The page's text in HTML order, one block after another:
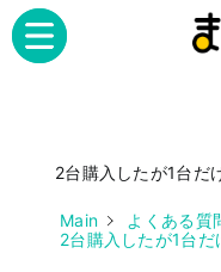
2台購入したが1台だ
Main よくある質
2台購入したが1台